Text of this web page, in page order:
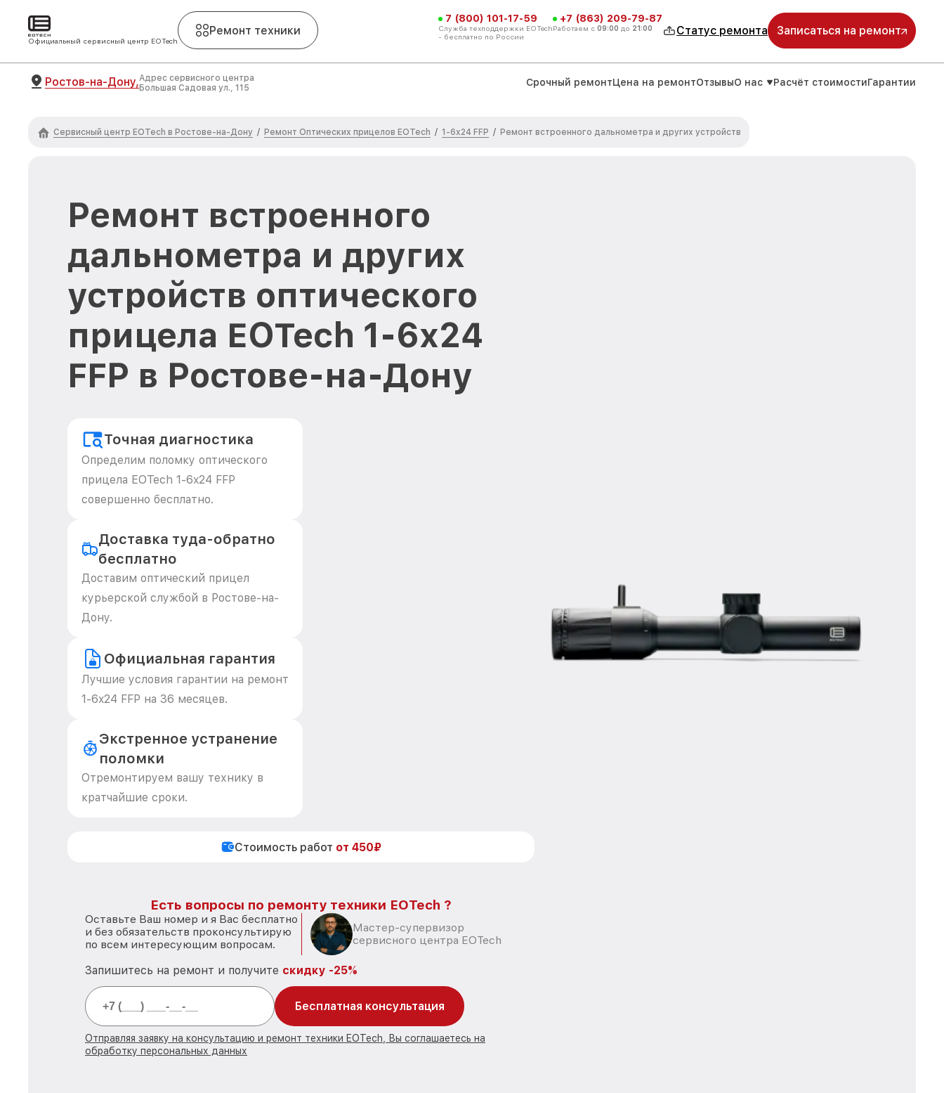
Официальный сервисный центр EOTech
Ремонт техники
7 (800) 101-17-59
Служба техподдержки EOTech
- бесплатно по России
+7 (863) 209-79-87
Работаем с 09:00 до 21:00 Статус ремонта Записаться на ремонт
Ростов-на-Дону,Адрес сервисного центра
Большая Садовая ул., 115
Срочный ремонтЦена на ремонтОтзывыО нас Расчёт стоимостиГарантии
Сервисный центр EOTech в Ростове-на-Дону / Ремонт Оптических прицелов EOTech / 1-6x24 FFP / Ремонт встроенного дальнометра и других устройств
Ремонт встроенного
дальнометра и других
устройств оптического
прицела EOTech 1-6x24
FFP в Ростове-на-Дону
Точная диагностика
Определим поломку оптического
прицела EOTech 1-6x24 FFP
совершенно бесплатно.
Доставка туда-обратно
бесплатно
Доставим оптический прицел
курьерской службой в Ростове-на-
Дону.
Официальная гарантия
Лучшие условия гарантии на ремонт
1-6x24 FFP на 36 месяцев.
Экстренное устранение
поломки
Отремонтируем вашу технику в
кратчайшие сроки.
Стоимость работ от 450₽
Есть вопросы по ремонту техники EOTech ?
Оставьте Ваш номер и я Вас бесплатно
и без обязательств проконсультирую
по всем интересующим вопросам.
Мастер-супервизор
сервисного центра EOTech
Запишитесь на ремонт и получите скидку -25%
Бесплатная консультация
Отправляя заявку на консультацию и ремонт техники EOTech, Вы соглашаетесь на
обработку персональных данных